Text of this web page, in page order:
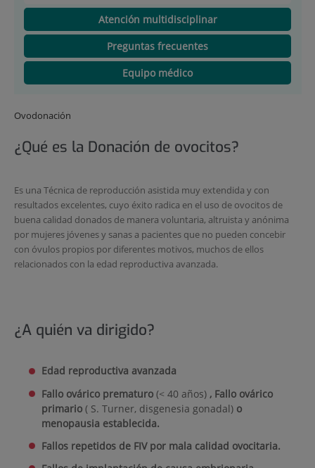
Atención multidisciplinar
Preguntas frecuentes
Equipo médico
Ovodonación
¿Qué es la Donación de ovocitos?
Es una Técnica de reproducción asistida muy extendida y con
resultados excelentes, cuyo éxito radica en el uso de ovocitos de
buena calidad donados de manera voluntaria, altruista y anónima
por mujeres jóvenes y sanas a pacientes que no pueden concebir
con óvulos propios por diferentes motivos, muchos de ellos
relacionados con la edad reproductiva avanzada.
¿A quién va dirigido?
Edad reproductiva avanzada
Fallo ovárico prematuro (< 40 años), Fallo ovárico
primario ( S. Turner, disgenesia gonadal)o
menopausia establecida.
Fallos repetidos de FIV por mala calidad ovocitaria.